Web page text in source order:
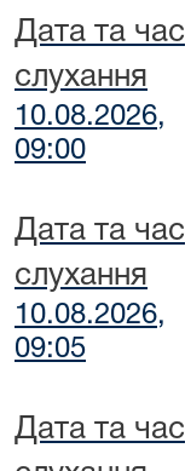
Дата та час
слухання
10.08.2026,
09:00
Дата та час
слухання
10.08.2026,
09:05
Дата та час